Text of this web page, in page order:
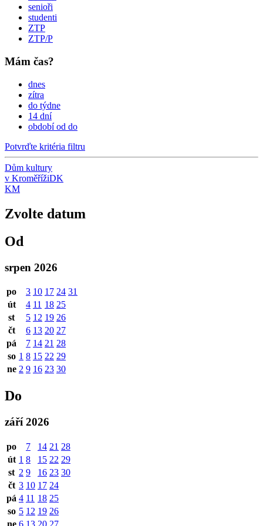
senioři
studenti
ZTP
ZTP/P
Mám čas?
dnes
zítra
do týdne
14 dní
období od do
Potvrďte kritéria filtru
Dům kultury
v KroměřížiDK
KM
Zvolte datum
Od
srpen 2026
po 3 10 17 24 31
út
4 11 18 25
st
5 12 19 26
čt
6 13 20 27
pá
7 14 21 28
so 1 8 15 22 29
ne 2 9 16 23 30
Do
září 2026
po 7 14 21 28
út 1 8 15 22 29
st 2 9 16 23 30
čt 3 10 17 24
pá 4 11 18 25
so 5 12 19 26
ne 6 13 20 27